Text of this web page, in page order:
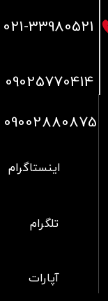
021-33980521
09025770414
09002880875
آپارات
تلگرام
اینستاگرام